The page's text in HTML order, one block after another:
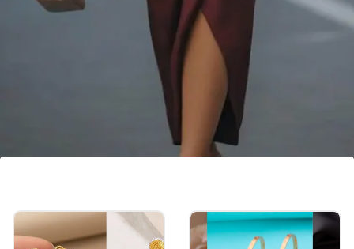
काळा, नेव्ही ब्लू किंवा डार्क ग्रीन अशा रंगांचे फ्लेअर गाऊन प्लस
साईज महिलांसाठी एक उत्तम पर्याय आहेत. हे रंग तुमचं वजन कमी